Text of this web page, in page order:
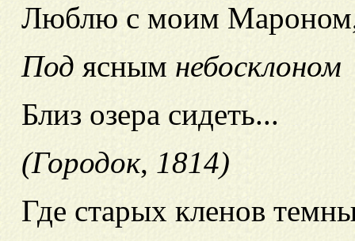
Люблю с моим
Под ясным небосклоном
Близ озера сидеть...
(Городок, 1814)
Где старых кленов